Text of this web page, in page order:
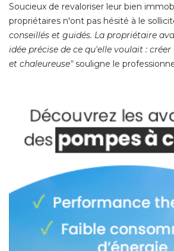
Soucieux de revaloriser leur bien
propriétaires n'ont pas hésité à le
conseillés et guidés. La propriétaire
idée précise de ce qu'elle voulait :
et chaleureuse" souligne le